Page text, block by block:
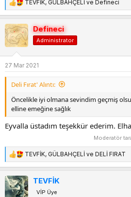
T
e
p
k
i
e
r
:
TEVFİK, GÜLBAHÇELİ ve Defineci
Defineci
Administrator
27 Mar 2021
Deli Fırat' Alıntı:
Öncelikle iyi olmana sevindim geçmiş
elline emeğine sağlık
Eyvalla üstadım teşekkür ederim.
Moderatör
T
e
p
k
i
TEVFİK, GÜLBAHÇELİ ve DELİ FIRAT
TEVFİK
VİP Üye